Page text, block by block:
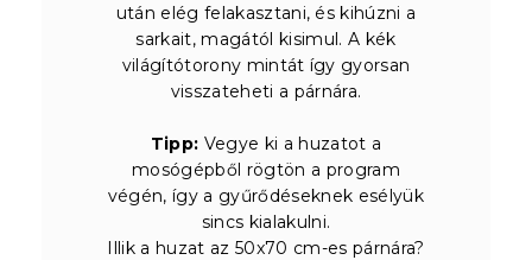
után elég felakasztani, és kihúzni a
sarkait, magától kisimul. A kék
világítótorony mintát így gyorsan
visszateheti a párnára.
Tipp: Vegye ki a huzatot a
mosógépből rögtön a program
végén, így a gyűrődéseknek esélyük
sincs kialakulni.
Illik a huzat az 50x70 cm-es párnára?